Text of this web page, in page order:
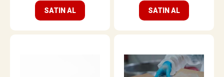
SATIN AL SATIN AL